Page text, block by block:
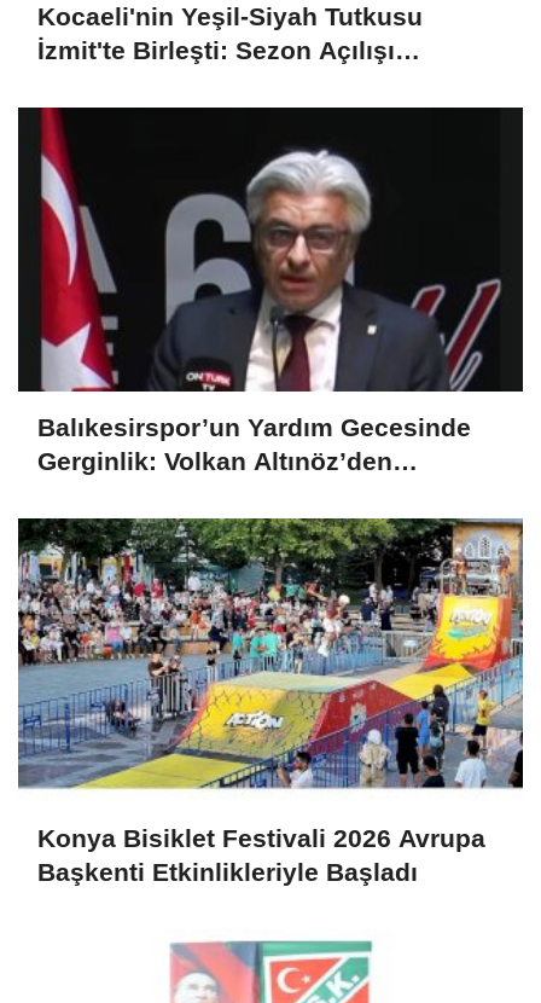
Kocaeli'nin Yeşil-Siyah Tutkusu
İzmit'te Birleşti: Sezon Açılışı
Balıkesirspor’un Yardım Gecesinde
Gerginlik: Volkan Altınöz’den
Konya Bisiklet Festivali 2026 Avrupa
Başkenti Etkinlikleriyle Başladı